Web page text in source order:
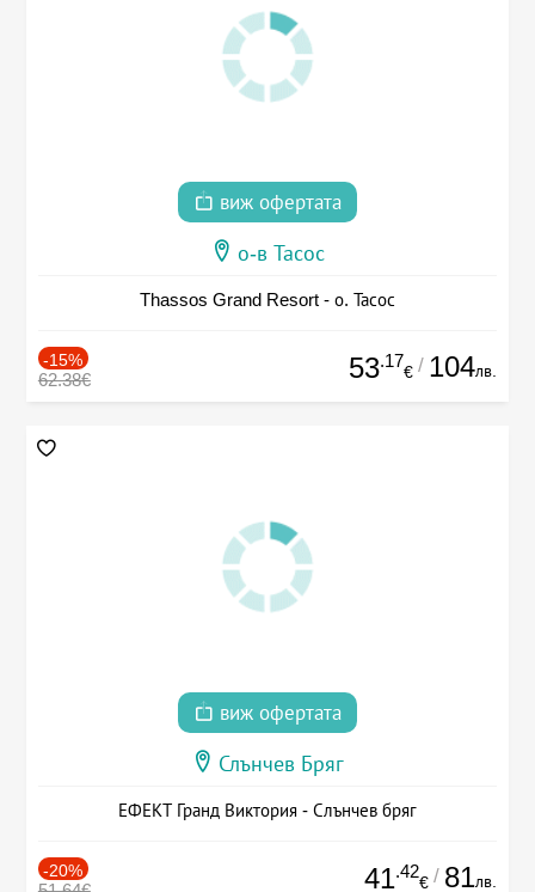
виж офертата
о-в Тасос
Thassos Grand Resort - о. Тасос
-15%
62.38€ 53.17
€ / 104лв.
виж офертата
Слънчев Бряг
ЕФЕКТ Гранд Виктория - Слънчев бряг
-20% 41.42
€ / 81лв.